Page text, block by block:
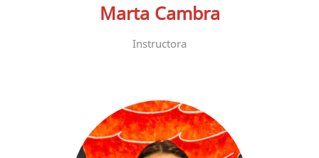
Marta Cambra
Instructora